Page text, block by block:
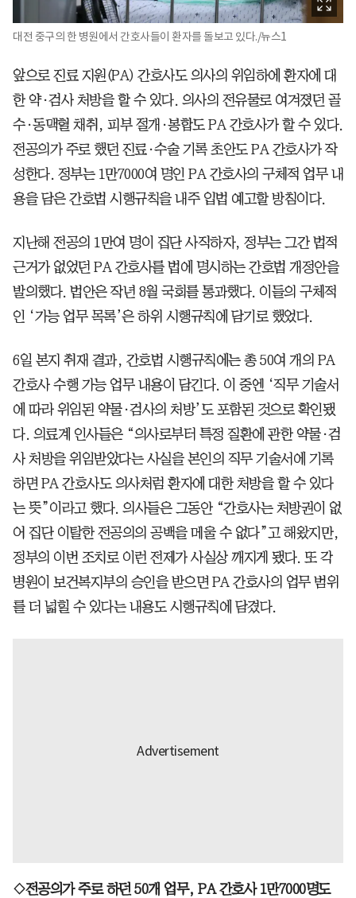
대전 중구의 한 병원에서 간호사들이 환자를 돌보고 있다./뉴스1
앞으로 진료 지원(PA) 간호사도 의사의 위임하에 환자에 대
한 약·검사 처방을 할 수 있다. 의사의 전유물로 여겨졌던 골
수·동맥혈 채취, 피부 절개·봉합도 PA 간호사가 할 수 있다.
전공의가 주로 했던 진료·수술 기록 초안도 PA 간호사가 작
성한다. 정부는 1만7000여 명인 PA 간호사의 구체적 업무 내
용을 담은 간호법 시행규칙을 내주 입법 예고할 방침이다.
지난해 전공의 1만여 명이 집단 사직하자, 정부는 그간 법적
근거가 없었던 PA 간호사를 법에 명시하는 간호법 개정안을
발의했다. 법안은 작년 8월 국회를 통과했다. 이들의 구체적
인 ‘가능 업무 목록’은 하위 시행규칙에 담기로 했었다.
6일 본지 취재 결과, 간호법 시행규칙에는 총 50여 개의 PA
간호사 수행 가능 업무 내용이 담긴다. 이 중엔 ‘직무 기술서
에 따라 위임된 약물·검사의 처방’도 포함된 것으로 확인됐
다. 의료계 인사들은 “의사로부터 특정 질환에 관한 약물·검
사 처방을 위임받았다는 사실을 본인의 직무 기술서에 기록
하면 PA 간호사도 의사처럼 환자에 대한 처방을 할 수 있다
는 뜻”이라고 했다. 의사들은 그동안 “간호사는 처방권이 없
어 집단 이탈한 전공의의 공백을 메울 수 없다”고 해왔지만,
정부의 이번 조치로 이런 전제가 사실상 깨지게 됐다. 또 각
병원이 보건복지부의 승인을 받으면 PA 간호사의 업무 범위
를 더 넓힐 수 있다는 내용도 시행규칙에 담겼다.
◇전공의가 주로 하던 50개 업무, PA 간호사 1만7000명도